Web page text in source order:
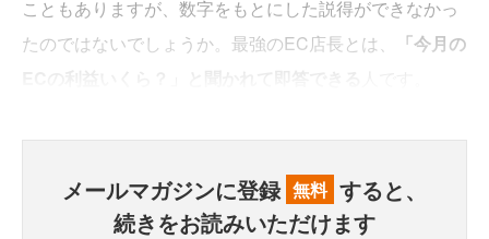
こともありますが、数字をもとにした説得ができなかっ
たのではないでしょうか。最強のEC店長とは、
「今月の
メールマガジンに登録 無料 すると、
続きをお読みいただけます